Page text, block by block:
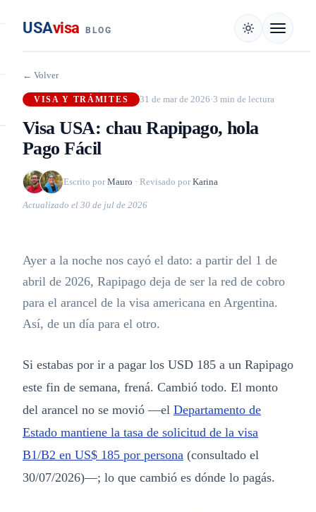
USAvisa BLOG
← Volver
VISA Y TRÁMITES 31 de mar de 2026·3 min de lectura
Visa USA: chau Rapipago, hola
Pago Fácil
Escrito por Mauro · Revisado por Karina
Actualizado el 30 de jul de 2026
Ayer a la noche nos cayó el dato: a partir del 1 de
abril de 2026, Rapipago deja de ser la red de cobro
para el arancel de la visa americana en Argentina.
Así, de un día para el otro.
Si estabas por ir a pagar los USD 185 a un Rapipago
este fin de semana, frená. Cambió todo. El monto
del arancel no se movió —el Departamento de
Estado mantiene la tasa de solicitud de la visa
B1/B2 en US$ 185 por persona (consultado el
30/07/2026)—; lo que cambió es dónde lo pagás.